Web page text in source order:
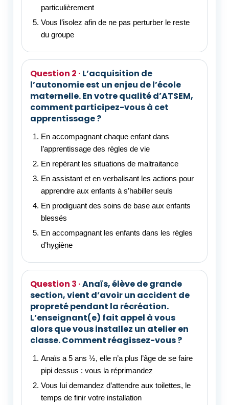
particulièrement
Vous l’isolez afin de ne pas perturber le reste
du groupe
L’acquisition de
l’autonomie est un enjeu de l’école
maternelle. En votre qualité d’ATSEM,
comment participez-vous à cet
apprentissage ?
En accompagnant chaque enfant dans
l’apprentissage des règles de vie
En repérant les situations de maltraitance
En assistant et en verbalisant les actions pour
apprendre aux enfants à s’habiller seuls
En prodiguant des soins de base aux enfants
blessés
En accompagnant les enfants dans les règles
d’hygiène
Anaïs, élève de grande
section, vient d’avoir un accident de
propreté pendant la récréation.
L’enseignant(e) fait appel à vous
alors que vous installez un atelier en
classe. Comment réagissez-vous ?
Anaïs a 5 ans ½, elle n’a plus l’âge de se faire
pipi dessus : vous la réprimandez
Vous lui demandez d’attendre aux toilettes, le
temps de finir votre installation